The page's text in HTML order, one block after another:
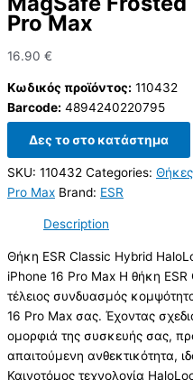
Pro Max
16.90 €
Κωδικός προϊόντος: 110432
Barcode: 4894240220795
Δες το στο κατάστημα
SKU: 110432 Categories: Θήκες
Pro Max Brand: ESR
Description
Θήκη ESR Classic Hybrid
iPhone 16 Pro Max Η θήκη ESR
τέλειος συνδυασμός
16 Pro Max σας. Έχοντας
ομορφιά της συσκευής σας,
απαιτούμενη ανθεκτικότητα,
Καινοτόμος τεχνολογία